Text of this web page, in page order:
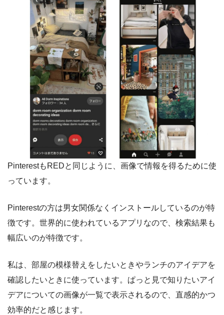
PinterestもREDと同じように、画像で情報を得るために使
っています。
Pinterestの方は男女関係なくインストールしているのが特
徴です。世界的に使われているアプリなので、検索結果も
幅広いのが特徴です。
私は、部屋の模様替えをしたいときやランチのアイデアを
確認したいときに使っています。ぱっと見で知りたいアイ
デアについての画像が一覧で表示されるので、直感的かつ
効率的だと感じます。